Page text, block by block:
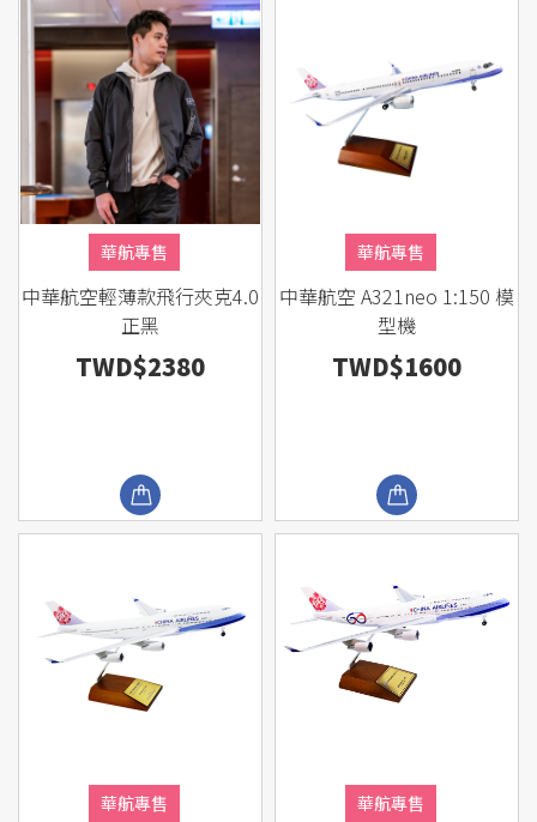
華航專售
中華航空輕薄款飛行夾克4.0
正黑
TWD$2380
華航專售
中華航空 A321neo 1:150 模
型機
TWD$1600
華航專售 華航專售